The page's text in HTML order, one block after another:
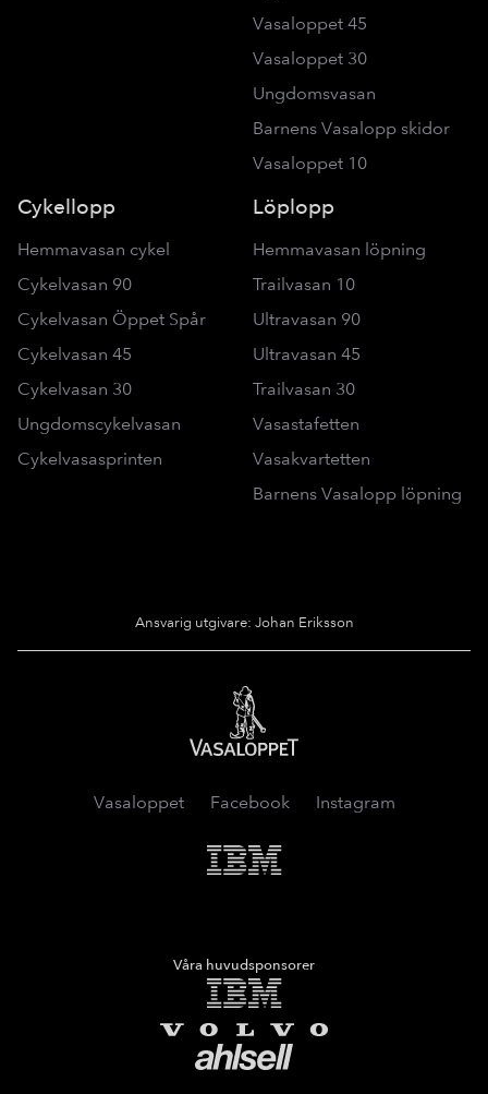
Vasaloppet 45
Vasaloppet 30
Ungdomsvasan
Barnens Vasalopp skidor
Vasaloppet 10
Cykellopp
Hemmavasan cykel
Cykelvasan 90
Cykelvasan Öppet Spår
Cykelvasan 45
Cykelvasan 30
Ungdomscykelvasan
Cykelvasasprinten
Löplopp
Hemmavasan löpning
Trailvasan 10
Ultravasan 90
Ultravasan 45
Trailvasan 30
Vasastafetten
Vasakvartetten
Barnens Vasalopp löpning
Ansvarig utgivare: Johan Eriksson
Vasaloppet
Vasaloppet Facebook Instagram
IMB
Våra huvudsponsorer
IMB
Volvo
Ahlsell